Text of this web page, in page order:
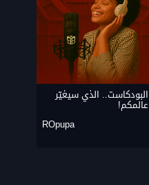
البودكاست.. الذي سيغيّر
عالمكم!
ROpupa